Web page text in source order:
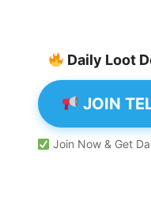
Daily Loot
JOIN
Join Now & Get